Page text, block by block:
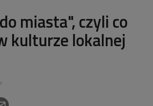
miasta", czyli co
kulturze lokalnej